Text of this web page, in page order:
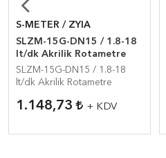
S-METER / ZYIA
SLZM-15G-DN15 / 1.8-18
lt/dk Akrilik Rotametre
SLZM-15G-DN15 / 1.8-18
lt/dk Akrilik Rotametre
1.148,73 + KDV